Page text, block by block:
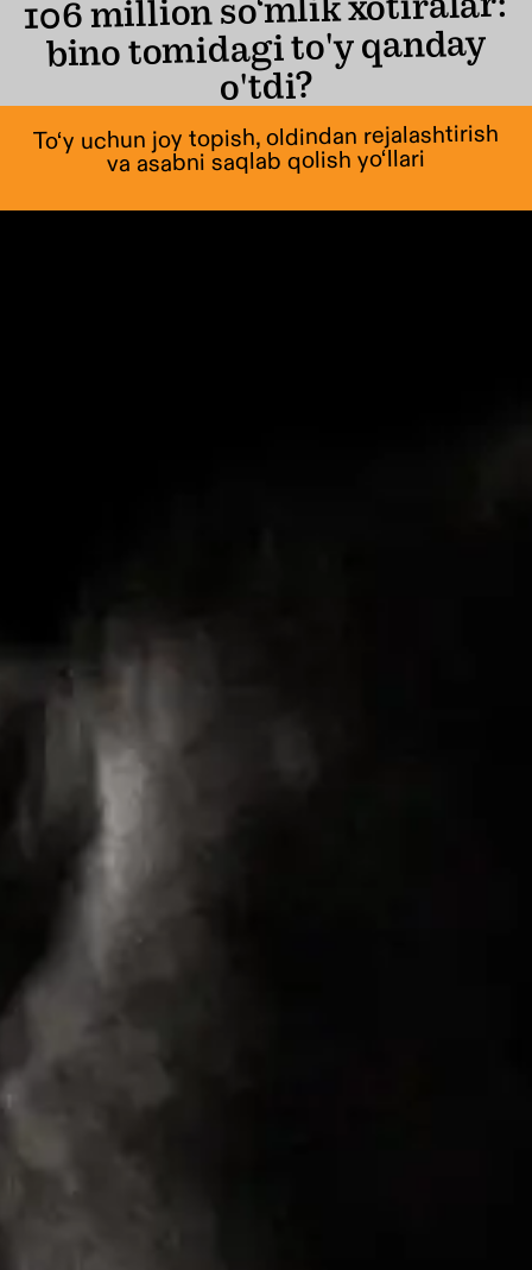
To‘y uchun joy topish, oldindan rejalashtirish
va asabni saqlab qolish yo‘llari
bino tomidagi to'y qanday
o'tdi?